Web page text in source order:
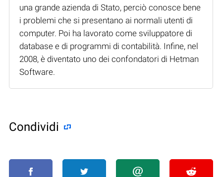
una grande azienda di Stato, perciò conosce bene
i problemi che si presentano ai normali utenti di
computer. Poi ha lavorato come sviluppatore di
database e di programmi di contabilità. Infine, nel
2008, è diventato uno dei confondatori di Hetman
Software.
Condividi